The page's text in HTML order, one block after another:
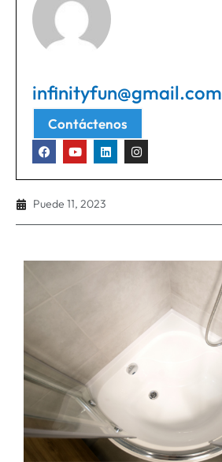
infinityfun@gmail.com
Contáctenos
Puede 11, 2023